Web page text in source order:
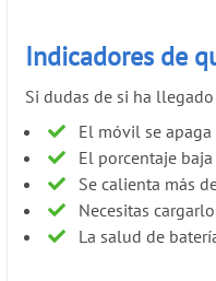
Indicadores de
Si dudas de si ha
El móvil se
El porcentaje
Se calienta más
Necesitas
La salud de